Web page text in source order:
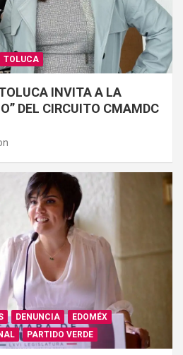
TOLUCA
INVITA A LA
DEL CIRCUITO CMAMDC
DENUNCIA
EDOMÉX
PARTIDO VERDE